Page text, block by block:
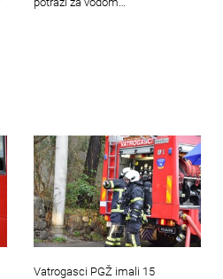
Vatrogasci PGŽ imali 15